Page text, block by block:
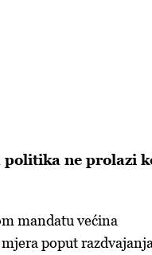
ne prolazi
mandatu većina
poput